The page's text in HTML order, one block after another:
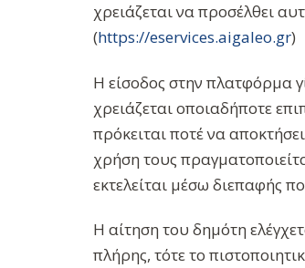
χρειάζεται να προσέλθει
(https://eservices.aigaleo.gr)
Η είσοδος στην πλατφόρμα
χρειάζεται οποιαδήποτε
πρόκειται ποτέ να
χρήση τους
εκτελείται μέσω διεπαφής
Η αίτηση του δημότη
πλήρης, τότε το